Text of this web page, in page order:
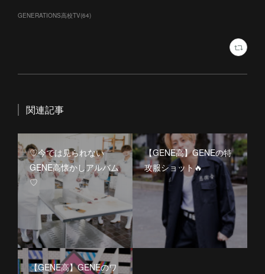
GENERATIONS高校TV(64)
関連記事
♡今では見られない
GENE高懐かしアルバム
♡
【GENE高】GENEの特
攻服ショット🔥
【GENE高】GENEのワ